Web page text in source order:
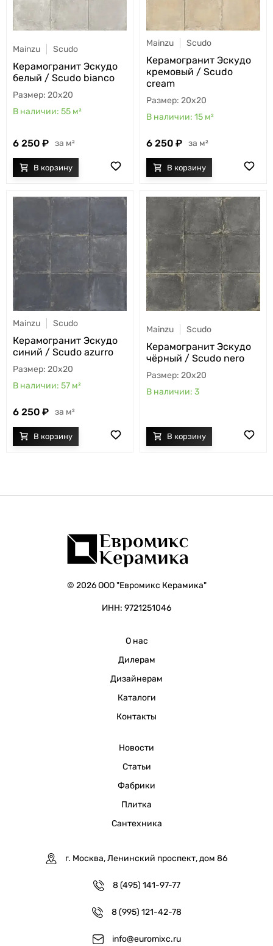
Mainzu Scudo
Керамогранит Эскудо
белый / Scudo bianco
20x20
55 м²
6 250 м²
Mainzu Scudo
Керамогранит Эскудо
кремовый / Scudo
cream
20x20
15 м²
6 250 м²
Mainzu Scudo
Керамогранит Эскудо
синий / Scudo azurro
20x20
57 м²
6 250 м²
Mainzu Scudo
Керамогранит Эскудо
чёрный / Scudo nero
20x20
3
© 2026 ООО "Евромикс Керамика"
ИНН: 9721251046
О нас
Дилерам
Дизайнерам
Каталоги
Контакты
Новости
Статьи
Фабрики
Плитка
Сантехника
г. Москва, Ленинский проспект, дом 86
8 (495) 141-97-77
8 (995) 121-42-78
info@euromixc.ru